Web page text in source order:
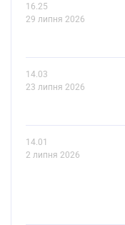
16.25
29 липня 2026
14.03
23 липня 2026
14.01
2 липня 2026